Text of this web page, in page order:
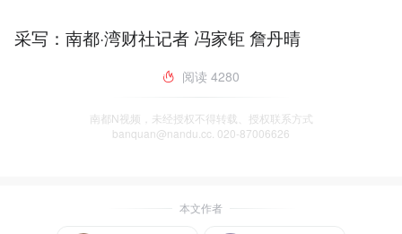
采写：南都·湾财社记者 冯家钜 詹丹晴
阅读 4280
南都N视频，未经授权不得转载、授权联系方式
banquan@nandu.cc. 020-87006626
本文作者